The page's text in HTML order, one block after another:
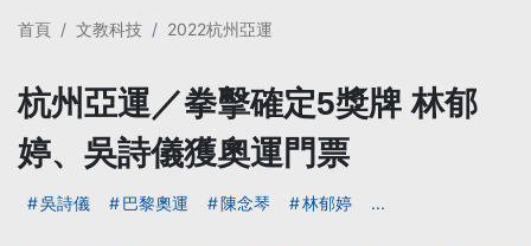
首頁 文教科技 2022杭州亞運
杭州亞運／拳擊確定5獎牌 林郁
婷、吳詩儀獲奧運門票
吳詩儀 巴黎奧運 陳念琴 林郁婷 ...